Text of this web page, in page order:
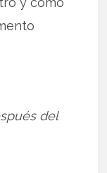
del